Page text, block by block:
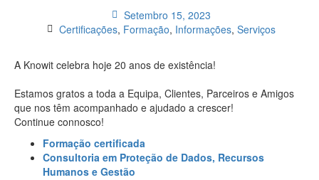
Setembro 15, 2023
Certificações, Formação, Informações,Serviços
A Knowit celebra hoje 20 anos de existência!
Estamos gratos a toda a Equipa, Clientes, Parceiros e Amigos
que nos têm acompanhado e ajudado a crescer!
Continue connosco!
Formação certificada
Consultoria em Proteção de Dados, Recursos
Humanos e Gestão